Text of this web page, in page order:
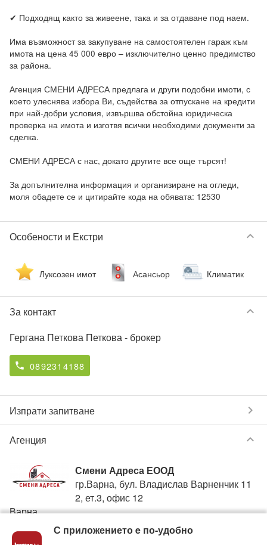
✔ Подходящ както за живеене, така и за отдаване под наем.
Има възможност за закупуване на самостоятелен гараж към
имота на цена 45 000 евро – изключително ценно предимство
за района.
Агенция СМЕНИ АДРЕСА предлага и други подобни имоти, с
което улеснява избора Ви, съдейства за отпускане на кредити
при най-добри условия, извършва обстойна юридическа
проверка на имота и изготвя всички необходими документи за
сделка.
СМЕНИ АДРЕСА с нас, докато другите все още търсят!
За допълнителна информация и организиране на огледи,
моля обадете се и цитирайте кода на обявата: 12530
Особености и Екстри keyboard_arrow_down
Луксозен имот Асансьор Климатик
За контакт keyboard_arrow_down
Гергана Петкова Петкова- брокер
phone 0892314188
Изпрати запитване chevron_right
Агенция keyboard_arrow_down
Смени Адреса ЕООД
гр.Варна, бул. Владислав Варненчик 11
2, ет.3, офис 12
Варна
phone 0877522234
С приложението e по-удобно